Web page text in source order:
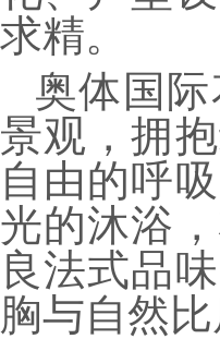
求精。
奥体国
景观，拥
自由的呼
光的沐浴
良法式品
胸与自然比